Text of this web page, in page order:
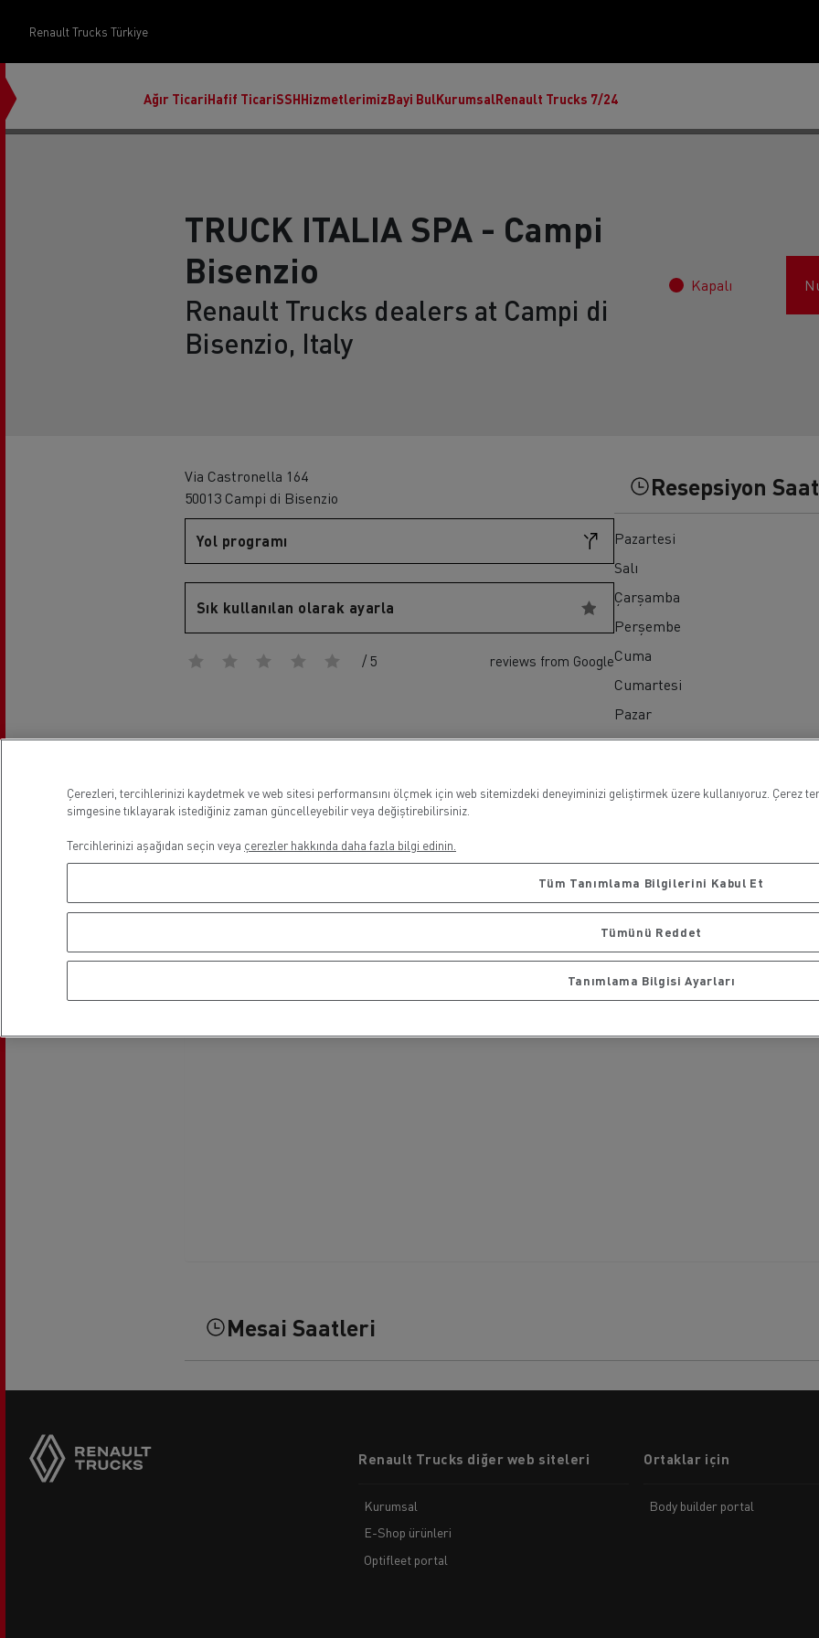
Renault Trucks Türkiye
Ağır Ticari
Renault Trucks D
Uzun yol Frigo taşımacılığı Maden taşımacılığı
Mikser Hafriyat Malzeme
Hafif TicariSSHHizmetlerimizBayi BulKurumsalRenault Trucks 7/24
TRUCK ITALIA SPA - Campi
Bisenzio
Renault Trucks dealers at Campi di
Bisenzio, Italy
Kapalı
Via Castronella 164
50013 Campi di Bisenzio
Yol programı
Sık kullanılan olarak ayarla
/ 5 reviews from Google
Resepsiyon
Pazartesi
Salı
Çarşamba
Perşembe
Cuma
Cumartesi
Pazar
Lokasyon
Mesai Saatleri
menuRenault Trucks diğer web siteleri
Kurumsal
E-Shop ürünleri
Optifleet portal
Ortaklar için
Body builder portal
Çerezleri, tercihlerinizi kaydetmek ve web sitesi performansını ölçmek için web sitemizdeki deneyiminizi geliştirmek üzere kullanıyoruz. Çerez
simgesine tıklayarak istediğiniz zaman güncelleyebilir veya değiştirebilirsiniz.
Tercihlerinizi aşağıdan seçin veya çerezler hakkında daha fazla bilgi edinin.
Tüm Tanımlama Bilgilerini Kabul Et
Tümünü Reddet
Tanımlama Bilgisi Ayarları